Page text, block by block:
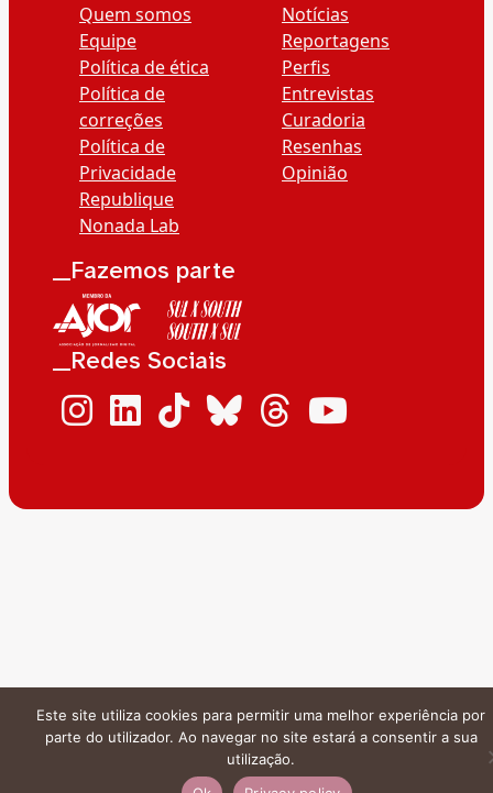
Quem somos
Equipe
Política de ética
Política de
correções
Política de
Privacidade
Republique
Nonada Lab
Notícias
Reportagens
Perfis
Entrevistas
Curadoria
Resenhas
Opinião
__Fazemos parte
__Redes Sociais
Este site utiliza cookies para permitir uma melhor experiência por
parte do utilizador. Ao navegar no site estará a consentir a sua
utilização.